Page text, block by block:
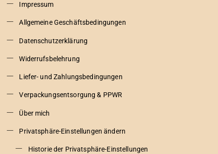
Impressum
Allgemeine Geschäftsbedingungen
Datenschutzerklärung
Widerrufsbelehrung
Liefer- und Zahlungsbedingungen
Verpackungsentsorgung & PPWR
Über mich
Privatsphäre-Einstellungen ändern
Historie der Privatsphäre-Einstellungen